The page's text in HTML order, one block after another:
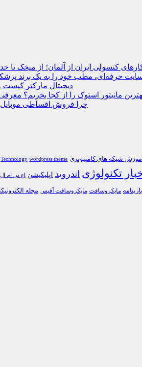
کنسولی ایران از آلمان؛ از میخک تا
حرفه‌ای، مطب خود را به یک برند
دیجیتال مارکتر کیست
مانیتور استوک را از کجا بخریم؟
چرا فروش اقساطی
Technology wordpress theme شبکه های کامپیوتری
تکنولوژی اندروید اپلیکیشن اچ تی ام ال
مایکروسافت مایکروسافت آفیس مجله